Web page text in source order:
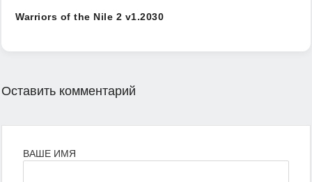
Warriors of the Nile 2 v1.2030
Оставить комментарий
ВАШЕ ИМЯ